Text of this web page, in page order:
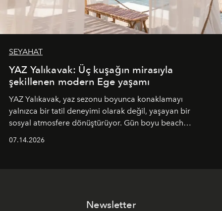
SEYAHAT
YAZ Yalıkavak: Üç kuşağın mirasıyla
şekillenen modern Ege yaşamı
YAZ Yalıkavak, yaz sezonu boyunca konaklamayı
yalnızca bir tatil deneyimi olarak değil, yaşayan bir
sosyal atmosfere dönüştürüyor. Gün boyu beach
geceye taşıyarak her hafta farklı bir deneyim sunuyor.
07.14.2026
Newsletter